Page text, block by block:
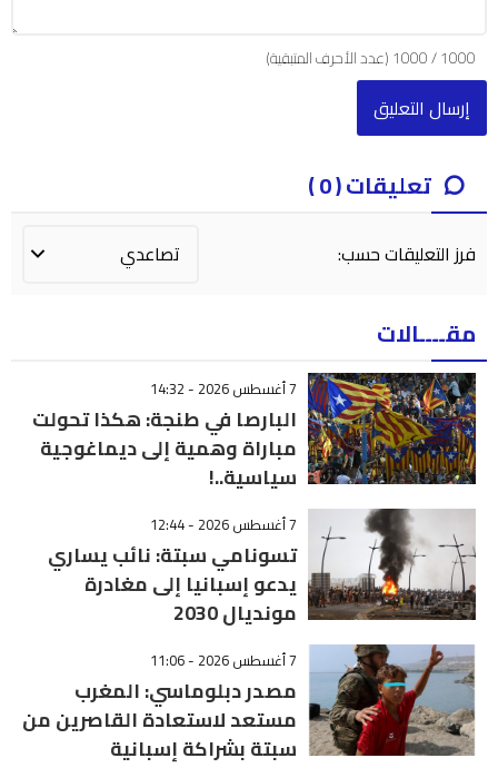
1000
/
1000(عدد الأحرف المتبقية)
تعليقات ( 0 )
فرز التعليقات حسب:
مقــــالات
7 أغسطس 2026 - 14:32
البارصا في طنجة: هكذا تحولت
مباراة وهمية إلى ديماغوجية
سياسية..!
7 أغسطس 2026 - 12:44
تسونامي سبتة: نائب يساري
يدعو إسبانيا إلى مغادرة
مونديال 2030
7 أغسطس 2026 - 11:06
مصدر دبلوماسي: المغرب
مستعد لاستعادة القاصرين من
سبتة بشراكة إسبانية